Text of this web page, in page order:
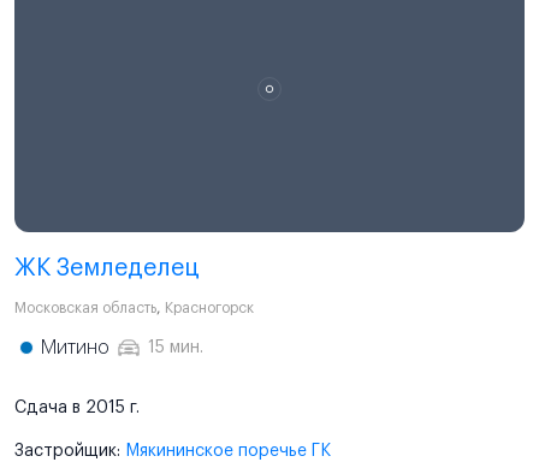
ЖК Земледелец
Московская область, Красногорск
Митино 15 мин.
Сдача в 2015 г.
Застройщик: Мякининское поречье ГК